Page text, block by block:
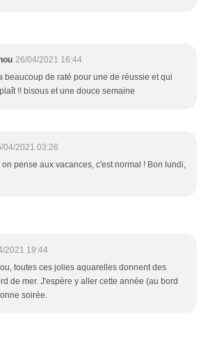
26/04/2021 16:44
a beaucoup de raté pour une de réussie et qui
!! bisous et une douce semaine
04/2021 03:26
on pense aux vacances, c'est normal ! Bon lundi,
2021 19:44
toutes ces jolies aquarelles donnent des
de mer. J'espère y aller cette année (au bord
soirée.